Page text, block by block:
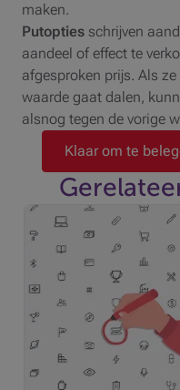
maken.
Putopties schrijven
aandeel of effect te
afgesproken prijs. Als
waarde gaat dalen,
alsnog tegen de vorige
Klaar om te